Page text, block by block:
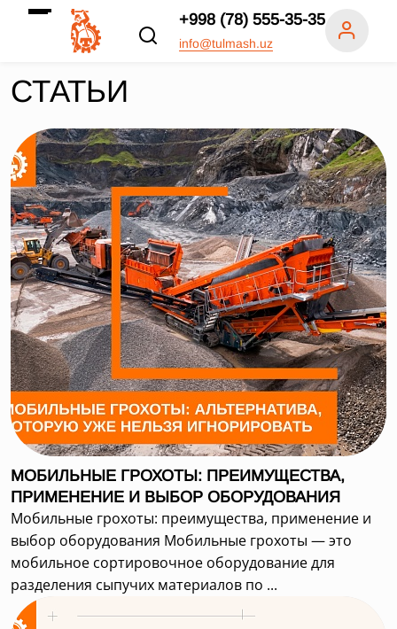
+998 (78) 555-35-35
info@tulmash.uz
СТАТЬИ
МОБИЛЬНЫЕ ГРОХОТЫ: ПРЕИМУЩЕСТВА,
ПРИМЕНЕНИЕ И ВЫБОР ОБОРУДОВАНИЯ
Мобильные грохоты: преимущества, применение и
выбор оборудования Мобильные грохоты — это
мобильное сортировочное оборудование для
разделения сыпучих материалов по ...